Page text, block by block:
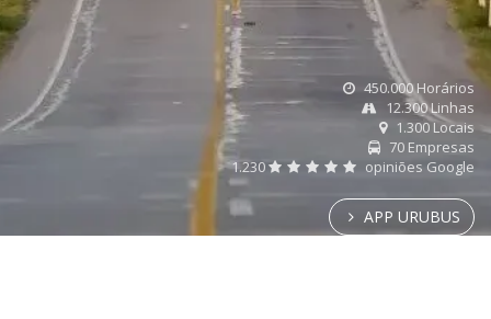
450.000 Horários
12.300 Linhas
1.300 Locais
70 Empresas
1.230
opiniões Google
APP URUBUS